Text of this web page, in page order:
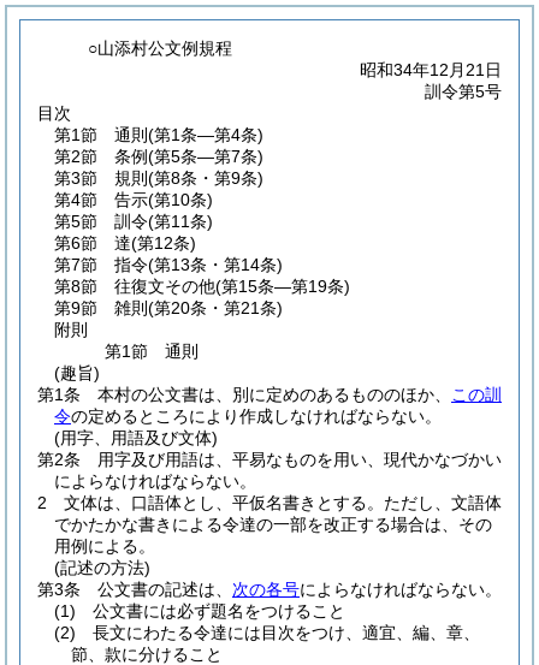
○山添村公文例規程
昭和34年12月21日
訓令第5号
目次
第1節
通則 (第1条―第4条)
第2節
条例(第5条―第7条)
第3節
規則 (第8条・第9条)
第4節
告示(第10条)
第5節
訓令(第11条)
第6節
達(第12条)
第7節
指令(第13条・第14条)
第8節
往復文その他(第15条―第19条)
第9節
雑則 (第20条・第21条)
附則
第1節
通則
(趣旨)
第1条
本村の公文書は、別に定めのあるもののほか、
この訓
令の定めるところにより作成しなければならない。
(用字、用語及び文体)
第2条
用字及び用語は、平易なものを用い、現代かなづかい
によらなければならない。
2
文体は、口語体とし、平仮名書きとする。 ただし、文語体
でかたかな書きによる令達の一部を改正する場合は、その
用例による。
(記述の方法)
第3条
公文書の記述は、 次の各号によらなければならない。
(1)
公文書には必ず題名をつけること
(2)
長文にわたる令達には目次をつけ、適宜、編、章、
節、款に分けること